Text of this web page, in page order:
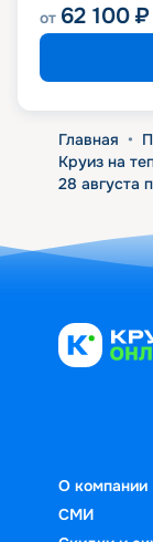
от 62 100 ₽
Главная •
Круиз на
28 августа
О компании
СМИ